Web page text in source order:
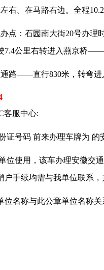
。在马路右边。全程10.2
办点：石园南大街20号办
公里右转进入燕京桥
通路——直行830米，转弯
客服中心:
证号码 前来办理车牌为 的
位使用，该车办理安徽交
户手续均需与我单位联系，
位名称与此公章单位名称关